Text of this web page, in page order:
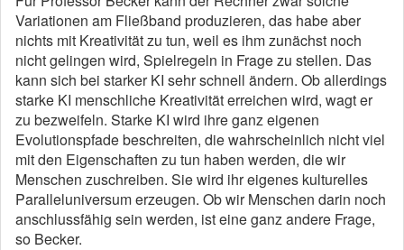
Variationen am Fließband produzieren, das habe aber
nichts mit Kreativität zu tun, weil es ihm zunächst noch
nicht gelingen wird, Spielregeln in Frage zu stellen. Das
kann sich bei starker KI sehr schnell ändern. Ob allerdings
starke KI menschliche Kreativität erreichen wird, wagt er
zu bezweifeln. Starke KI wird ihre ganz eigenen
Evolutionspfade beschreiten, die wahrscheinlich nicht viel
mit den Eigenschaften zu tun haben werden, die wir
Menschen zuschreiben. Sie wird ihr eigenes kulturelles
Paralleluniversum erzeugen. Ob wir Menschen darin noch
anschlussfähig sein werden, ist eine ganz andere Frage,
so Becker.